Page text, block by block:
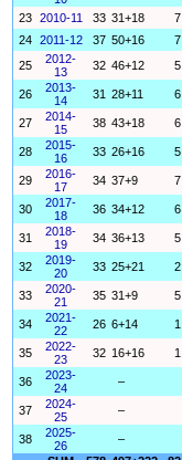
23 2010-11 33 31+18 7
24 2011-12 37 50+16 7
25
2012-
13
32 46+12 5
26
2013-
14
31 28+11 6
27
2014-
15
38 43+18 6
28
2015-
16
33 26+16 5
29
2016-
17
34 37+9 7
30
2017-
18
36 34+12 6
31
2018-
19
34 36+13 5
32
2019-
20
33 25+21 2
33
2020-
21
35 31+9 5
34
2021-
22
26 6+14 1
35
2022-
23
32 16+16 1
36
2023-
24
–
37
2024-
25
–
38
2025-
26
–